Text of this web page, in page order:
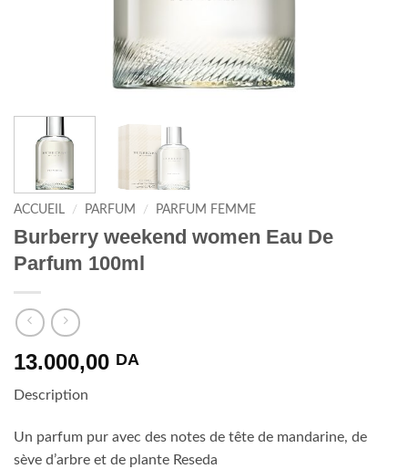
ACCUEIL / PARFUM / PARFUM FEMME
Burberry weekend women Eau De
Parfum 100ml
13.000,00 DA
Description
Un parfum pur avec des notes de tête de mandarine, de
sève d’arbre et de plante Reseda